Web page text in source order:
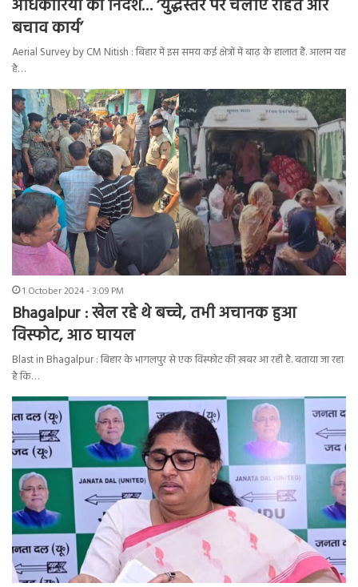
अधिकारियों को निर्देश… ‘युद्धस्तर पर चलाएं राहत और
बचाव कार्य’
Aerial Survey by CM Nitish : बिहार में इस समय कई क्षेत्रों में बाढ़ के हालात हैं. आलम यह
है…
1 October 2024 - 3:09 PM
Bhagalpur : खेल रहे थे बच्चे, तभी अचानक हुआ
विस्फोट, आठ घायल
Blast in Bhagalpur : बिहार के भागलपुर से एक विस्फोट की ख़बर आ रही है. बताया जा रहा
है कि…